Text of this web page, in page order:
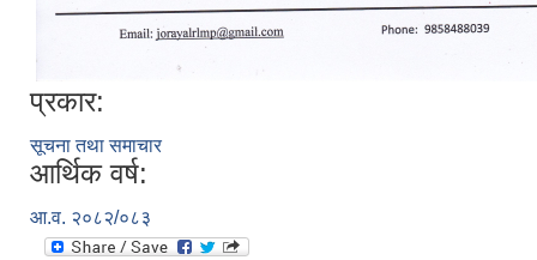
प्रकार:
सूचना तथा समाचार
आर्थिक वर्ष:
आ.व. २०८२/०८३